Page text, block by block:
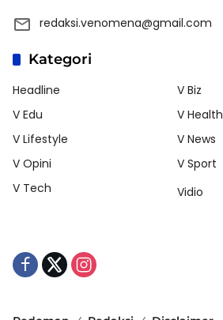
redaksi.venomena@gmail.com
Kategori
Headline
V Biz
V Edu
V Health
V Lifestyle
V News
V Opini
V Sport
V Tech
Vidio